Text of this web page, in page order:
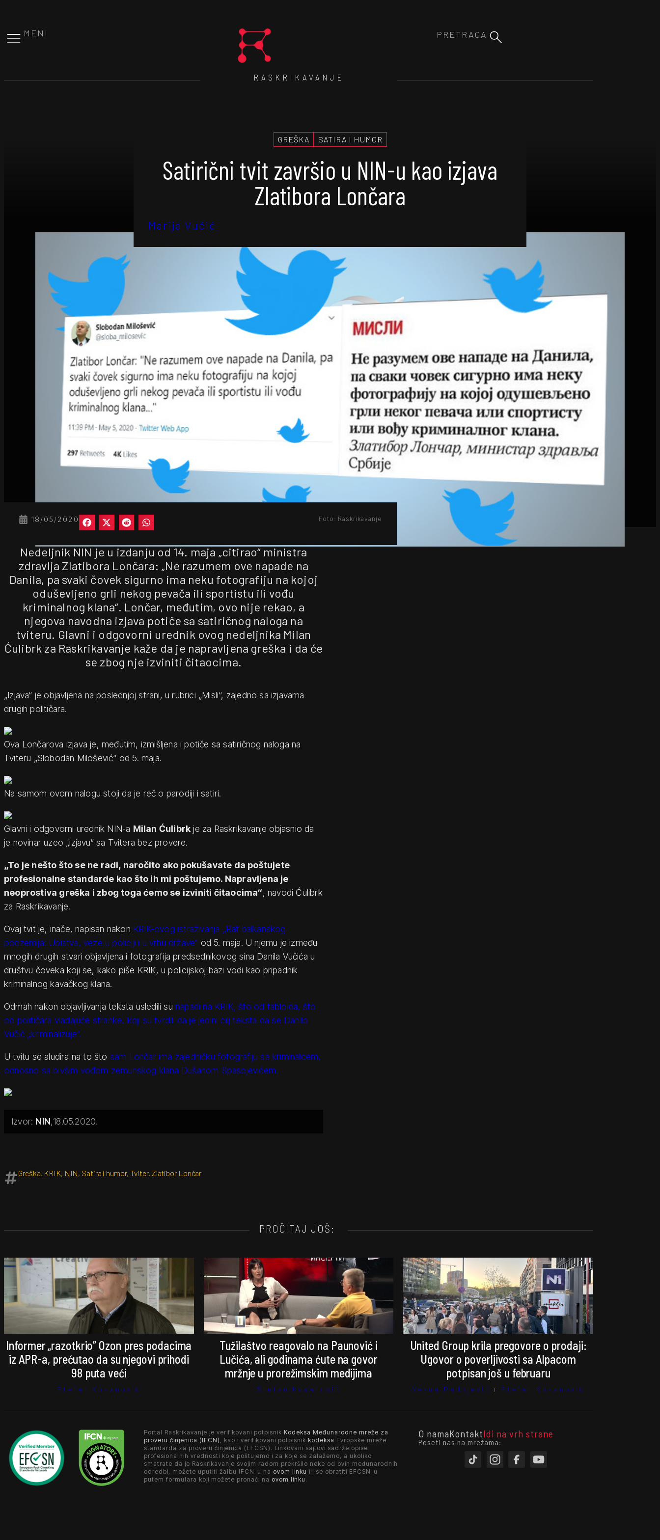
MENI
RASKRIKAVANJE
GREŠKA SATIRA I HUMOR
Satirični tvit završio u NIN-u kao izjava
Zlatibora Lončara
Marija Vučić
18/05/2020 Foto: Raskrikavanje
Nedeljnik NIN je u izdanju od 14. maja „citirao“ ministra
zdravlja Zlatibora Lončara: „Ne razumem ove napade na
Danila, pa svaki čovek sigurno ima neku fotografiju na kojoj
oduševljeno grli nekog pevača ili sportistu ili vođu
kriminalnog klana“. Lončar, međutim, ovo nije rekao, a
njegova navodna izjava potiče sa satiričnog naloga na
tviteru. Glavni i odgovorni urednik ovog nedeljnika Milan
Ćulibrk za Raskrikavanje kaže da je napravljena greška i da će
se zbog nje izviniti čitaocima.
„Izjava“ je objavljena na poslednjoj strani, u rubrici „Misli“, zajedno sa izjavama
drugih političara.
Ova Lončarova izjava je, međutim, izmišljena i potiče sa satiričnog naloga na
Tviteru „Slobodan Milošević“ od 5. maja.
Na samom ovom nalogu stoji da je reč o parodiji i satiri.
Glavni i odgovorni urednik NIN-a Milan Ćulibrk je za Raskrikavanje objasnio da
je novinar uzeo „izjavu“ sa Tvitera bez provere.
„To je nešto što se ne radi, naročito ako pokušavate da poštujete
profesionalne standarde kao što ih mi poštujemo. Napravljena je
neoprostiva greška i zbog toga ćemo se izviniti čitaocima“, navodi Ćulibrk
za Raskrikavanje.
Ovaj tvit je, inače, napisan nakon KRIK-ovog istraživanja „Rat balkanskog
podzemlja: Ubistva, veze u policiji i u vrhu države“ od 5. maja. U njemu je između
mnogih drugih stvari objavljena i fotografija predsednikovog sina Danila Vučića u
društvu čoveka koji se, kako piše KRIK, u policijskoj bazi vodi kao pripadnik
kriminalnog kavačkog klana.
Odmah nakon objavljivanja teksta usledili sunapadi na KRIK, što od tabloida, što
od političara vladajuće stranke, koji su tvrdili da je jedini cilj teksta da se Danilo
Vučić „kriminalizuje“.
U tvitu se aludira na to što sam Lončar ima zajedničku fotografiju sa kriminalcem,
odnosno sa bivšim vođom zemunskog klana Dušanom Spasojevićem.
NIN 18.05.2020.
Greška, KRIK, NIN, Satira i humor, Tviter, Zlatibor Lončar
PROČITAJ JOŠ:
Informer „razotkrio” Ozon pres podacima
iz APR-a, prećutao da su njegovi prihodi
98 puta veći
Stefan Kosanović
Tužilaštvo reagovalo na Paunović i
Lučića, ali godinama ćute na govor
mržnje u prorežimskim medijima
Stefan Kosanović
United Group krila pregovore o prodaji:
Ugovor o poverljivosti sa Alpacom
potpisan još u februaru
Vesna Radojević i Stefan Kosanović
Portal Raskrikavanje je verifikovani potpisnik Kodeksa Međunarodne mreže za
proveru činjenica (IFCN)
, kao i verifikovani potpisnik kodeksa Evropske mreže
standarda za proveru činjenica (EFCSN). Linkovani sajtovi sadrže opise
profesionalnih vrednosti koje poštujemo i za koje se zalažemo, a ukoliko
smatrate da je Raskrikavanje svojim radom prekršilo neke od ovih međunarodnih
odredbi, možete uputiti žalbu IFCN-u na ovom linku ili se obratiti EFCSN-u
putem formulara koji možete pronaći na ovom linku .
O namaKontaktIdi na vrh strane
Poseti nas na mrežama: